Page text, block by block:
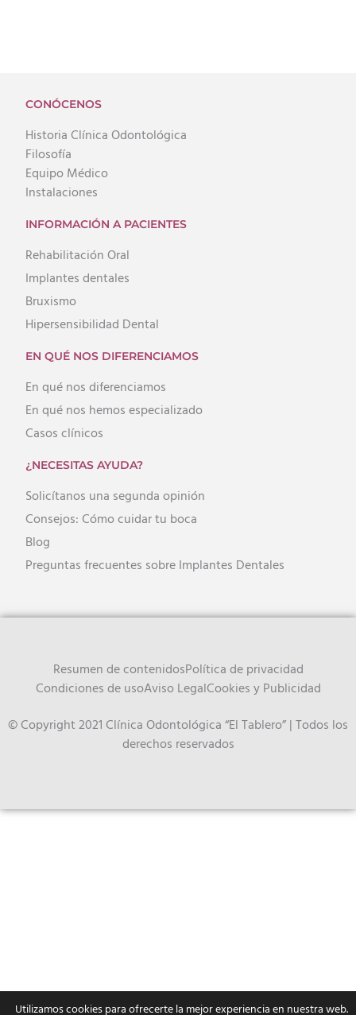
CONÓCENOS
Historia Clínica Odontológica
Filosofía
Equipo Médico
Instalaciones
INFORMACIÓN A PACIENTES
Rehabilitación Oral
Implantes dentales
Bruxismo
Hipersensibilidad Dental
EN QUÉ NOS DIFERENCIAMOS
En qué nos diferenciamos
En qué nos hemos especializado
Casos clínicos
¿NECESITAS AYUDA?
Solicítanos una segunda opinión
Consejos: Cómo cuidar tu boca
Blog
Preguntas frecuentes sobre Implantes Dentales
Resumen de contenidosPolítica de privacidad
Condiciones de usoAviso LegalCookies y Publicidad
© Copyright 2021 Clínica Odontológica “El Tablero” | Todos los
derechos reservados
Utilizamos cookies para ofrecerte la mejor experiencia en nuestra web.